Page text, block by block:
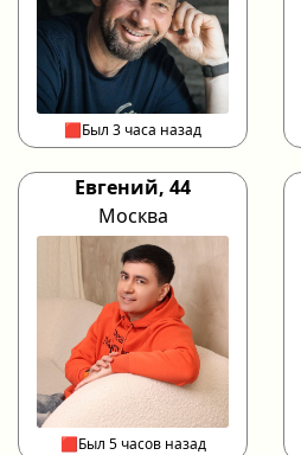
🟥Был 3 часа назад
Евгений, 44
Москва
🟥Был 5 часов назад